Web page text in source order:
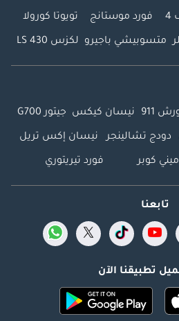
4 فورد موستانج تويوتا كورولا
متسوبيشي باجيرو لكزس LS 430
911 نيسان كيكس جيتور G700
دودج تشالينجر نيسان إكس تريل
ميني كوبر فورد تيريتوري
تابعنا
تطبيقنا الآن